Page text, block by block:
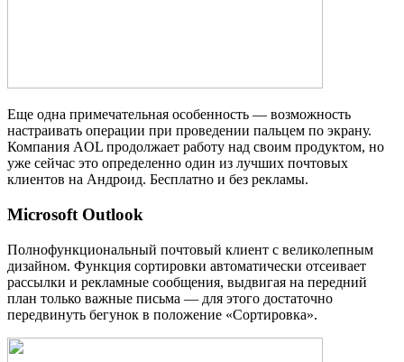
Еще одна примечательная особенность — возможность
настраивать операции при проведении пальцем по экрану.
Компания AOL продолжает работу над своим продуктом, но
уже сейчас это определенно один из лучших почтовых
клиентов на Андроид. Бесплатно и без рекламы.
Microsoft Outlook
Полнофункциональный почтовый клиент с великолепным
дизайном. Функция сортировки автоматически отсеивает
рассылки и рекламные сообщения, выдвигая на передний
план только важные письма — для этого достаточно
передвинуть бегунок в положение «Сортировка».